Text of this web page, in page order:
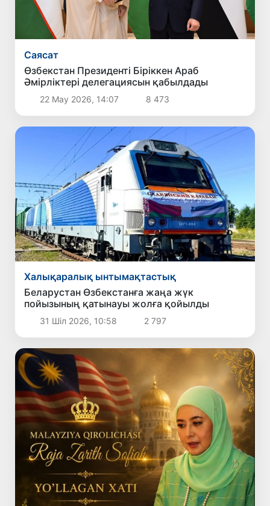
Саясат
Өзбекстан Президенті Біріккен Араб
Әмірліктері делегациясын қабылдады
22 Мау 2026, 14:07 8 473
Халықаралық ынтымақтастық
Беларустан Өзбекстанға жаңа жүк
пойызының қатынауы жолға қойылды
31 Шіл 2026, 10:58 2 797